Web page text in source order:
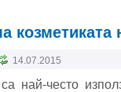
14.07.2015
най-често